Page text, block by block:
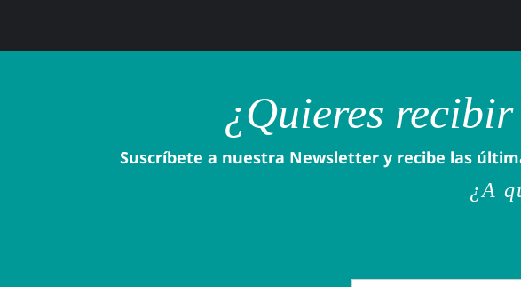
¿Quieres recibir
Suscríbete a nuestra Newsletter y recibe las
¿A